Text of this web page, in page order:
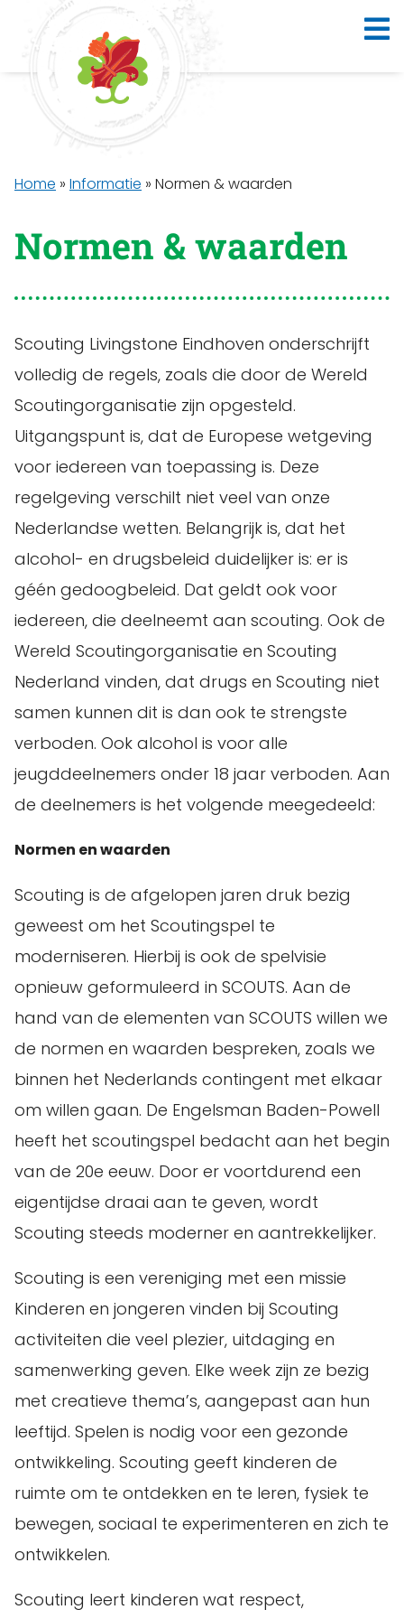
Home » Informatie » Normen & waarden
Normen & waarden
Scouting Livingstone Eindhoven onderschrijft
volledig de regels, zoals die door de Wereld
Scoutingorganisatie zijn opgesteld.
Uitgangspunt is, dat de Europese wetgeving
voor iedereen van toepassing is. Deze
regelgeving verschilt niet veel van onze
Nederlandse wetten. Belangrijk is, dat het
alcohol- en drugsbeleid duidelijker is: er is
géén gedoogbeleid. Dat geldt ook voor
iedereen, die deelneemt aan scouting. Ook de
Wereld Scoutingorganisatie en Scouting
Nederland vinden, dat drugs en Scouting niet
samen kunnen dit is dan ook te strengste
verboden. Ook alcohol is voor alle
jeugddeelnemers onder 18 jaar verboden. Aan
de deelnemers is het volgende meegedeeld:
Normen en waarden
Scouting is de afgelopen jaren druk bezig
geweest om het Scoutingspel te
moderniseren. Hierbij is ook de spelvisie
opnieuw geformuleerd in SCOUTS. Aan de
hand van de elementen van SCOUTS willen we
de normen en waarden bespreken, zoals we
binnen het Nederlands contingent met elkaar
om willen gaan. De Engelsman Baden-Powell
heeft het scoutingspel bedacht aan het begin
van de 20e eeuw. Door er voortdurend een
eigentijdse draai aan te geven, wordt
Scouting steeds moderner en aantrekkelijker.
Scouting is een vereniging met een missie
Kinderen en jongeren vinden bij Scouting
activiteiten die veel plezier, uitdaging en
samenwerking geven. Elke week zijn ze bezig
met creatieve thema’s, aangepast aan hun
leeftijd. Spelen is nodig voor een gezonde
ontwikkeling. Scouting geeft kinderen de
ruimte om te ontdekken en te leren, fysiek te
bewegen, sociaal te experimenteren en zich te
ontwikkelen.
Scouting leert kinderen wat respect,